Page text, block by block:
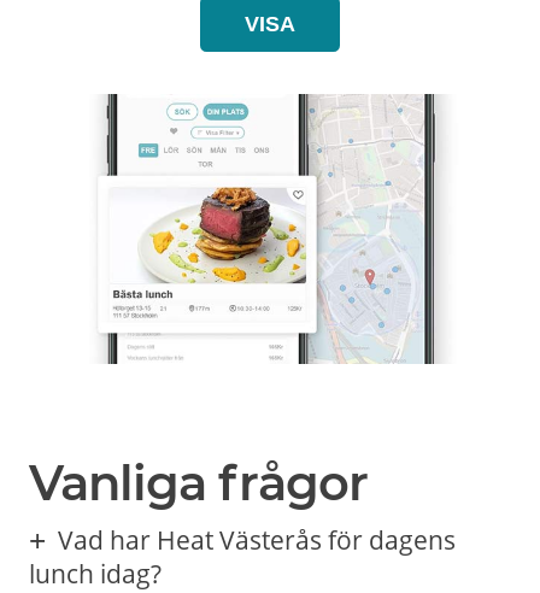
VISA
Vanliga frågor
Vad har Heat Västerås för dagens
lunch idag?